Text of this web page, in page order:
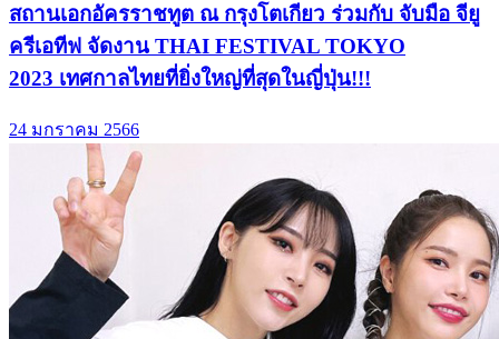
สถานเอกอัครราชทูต ณ กรุงโตเกียว ร่วมกับ จับมือ จียู
ครีเอทีฟ จัดงาน THAI FESTIVAL TOKYO
2023 เทศกาลไทยที่ยิ่งใหญ่ที่สุดในญี่ปุ่น!!!
24 มกราคม 2566